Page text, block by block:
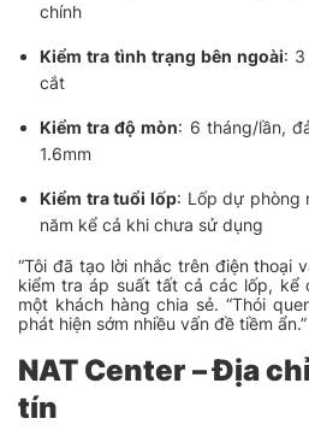
chính
Kiểm tra tình trạng bên ngoài:
cắt
Kiểm tra độ mòn: 6 tháng/lần,
1.6mm
Kiểm tra tuổi lốp: Lốp dự phòng
năm kể cả khi chưa sử dụng
“Tôi đã tạo lời nhắc trên điện thoại
kiểm tra áp suất tất cả các lốp, kể
một khách hàng chia sẻ. “Thói
phát hiện sớm nhiều vấn đề tiềm ẩn.”
NAT Center – Địa
tín